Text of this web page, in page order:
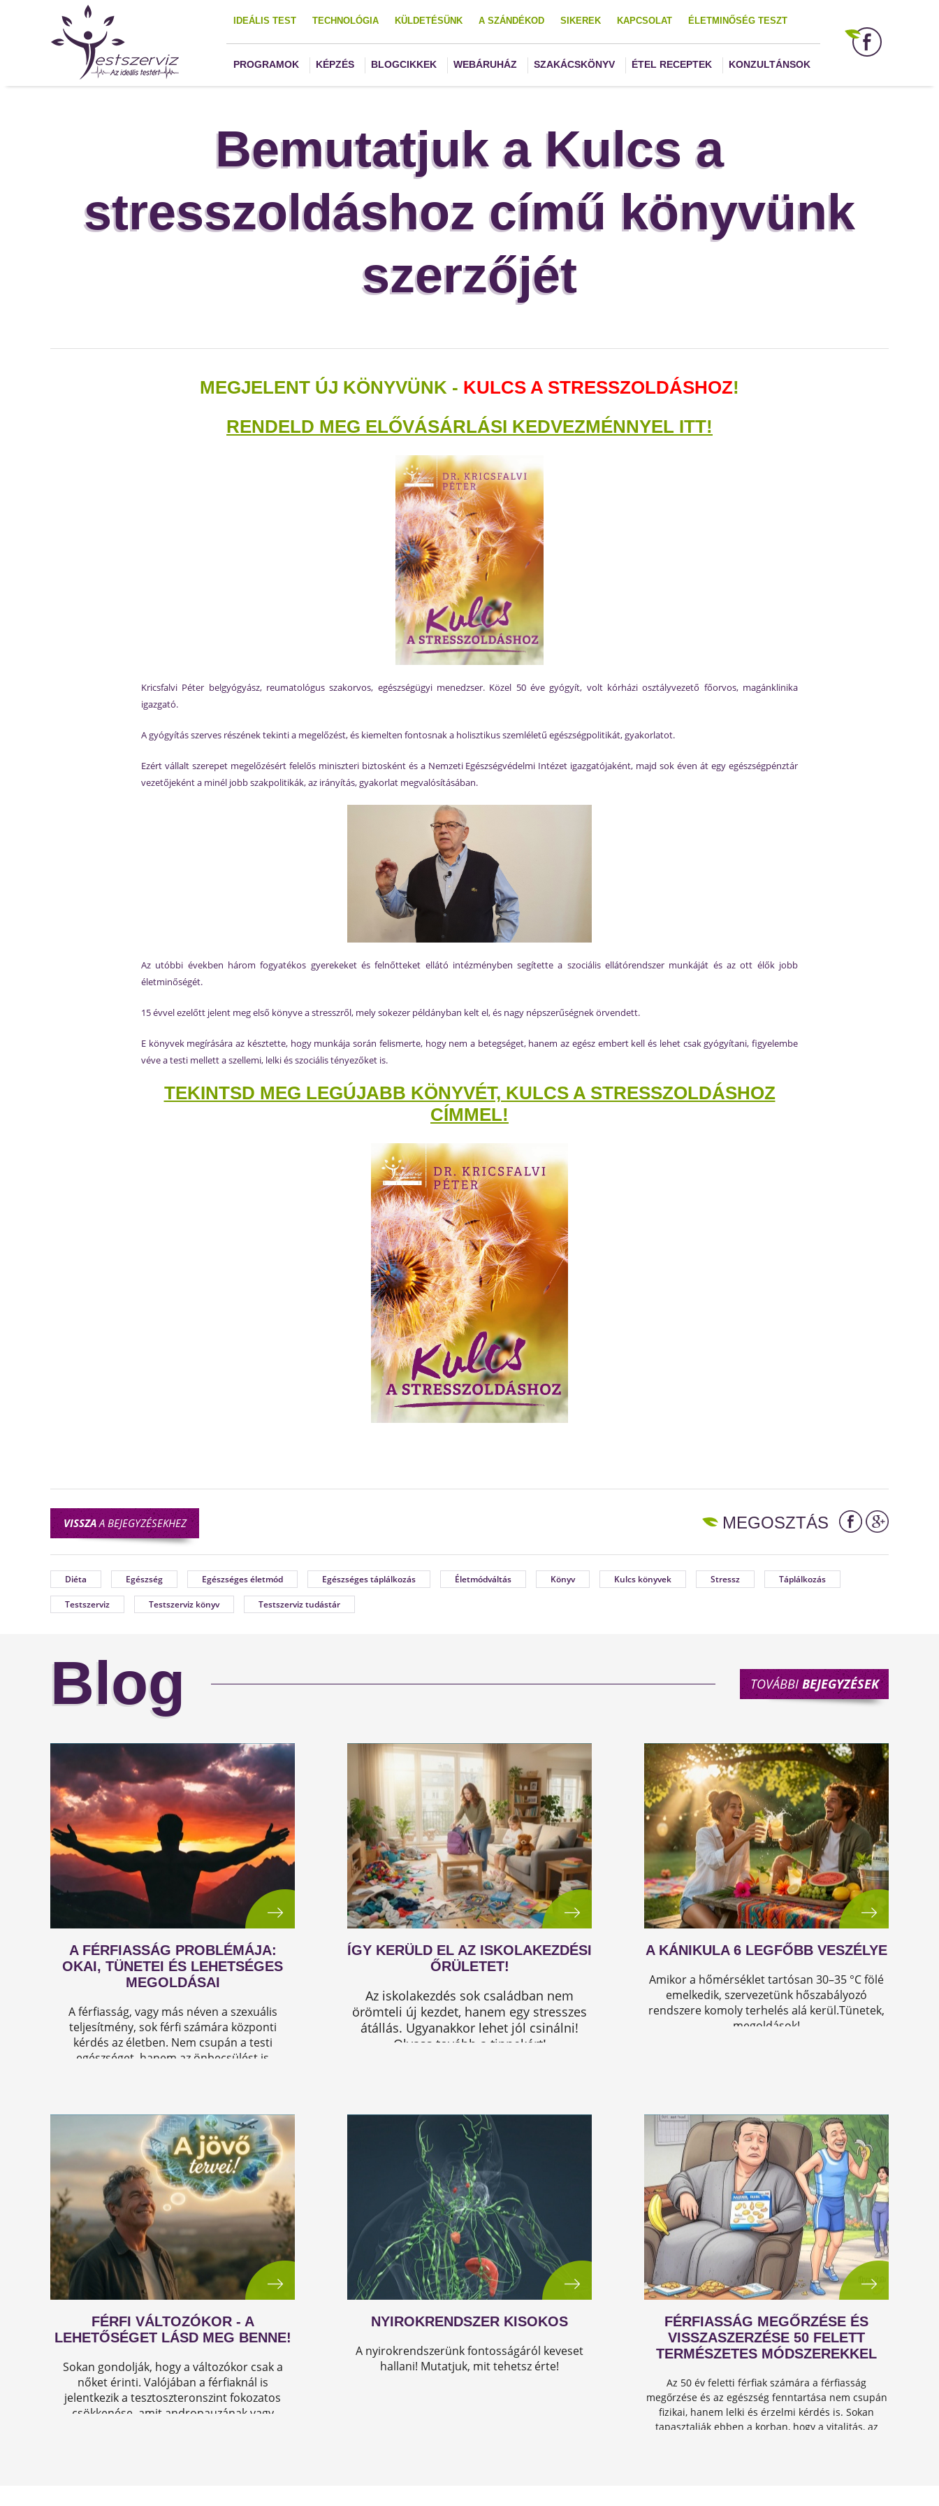
IDEÁLIS TEST TECHNOLÓGIA KÜLDETÉSÜNK A SZÁNDÉKOD SIKEREK KAPCSOLAT ÉLETMINŐSÉG TESZT
PROGRAMOK KÉPZÉS BLOGCIKKEK WEBÁRUHÁZ SZAKÁCSKÖNYV ÉTEL RECEPTEK KONZULTÁNSOK
Bemutatjuk a Kulcs a
stresszoldáshoz című könyvünk
szerzőjét
MEGJELENT ÚJ KÖNYVÜNK - KULCS A STRESSZOLDÁSHOZ!
RENDELD MEG ELŐVÁSÁRLÁSI KEDVEZMÉNNYEL ITT!
Kricsfalvi Péter belgyógyász, reumatológus szakorvos, egészségügyi menedzser. Közel 50 éve gyógyít, volt kórházi osztályvezető főorvos, magánklinika
igazgató.
A gyógyítás szerves részének tekinti a megelőzést, és kiemelten fontosnak a holisztikus szemléletű egészségpolitikát, gyakorlatot.
Ezért vállalt szerepet megelőzésért felelős miniszteri biztosként és a Nemzeti Egészségvédelmi Intézet igazgatójaként, majd sok éven át egy egészségpénztár
vezetőjeként a minél jobb szakpolitikák, az irányítás, gyakorlat megvalósításában.
Az utóbbi években három fogyatékos gyerekeket és felnőtteket ellátó intézményben segítette a szociális ellátórendszer munkáját és az ott élők jobb
életminőségét.
15 évvel ezelőtt jelent meg első könyve a stresszről, mely sokezer példányban kelt el, és nagy népszerűségnek örvendett.
E könyvek megírására az késztette, hogy munkája során felismerte, hogy nem a betegséget, hanem az egész embert kell és lehet csak gyógyítani, figyelembe
véve a testi mellett a szellemi, lelki és szociális tényezőket is.
TEKINTSD MEG LEGÚJABB KÖNYVÉT, KULCS A STRESSZOLDÁSHOZ
CÍMMEL!
VISSZAA BEJEGYZÉSEKHEZ MEGOSZTÁS
Diéta Egészség Egészséges életmód Egészséges táplálkozás Életmódváltás Könyv Kulcs könyvek Stressz Táplálkozás
Testszerviz Testszerviz könyv Testszerviz tudástár
Blog TOVÁBBIBEJEGYZÉSEK
A FÉRFIASSÁG PROBLÉMÁJA:
OKAI, TÜNETEI ÉS LEHETSÉGES
MEGOLDÁSAI
A férfiasság, vagy más néven a szexuális
teljesítmény, sok férfi számára központi
kérdés az életben. Nem csupán a testi
egészséget, hanem az önbecsülést is
ÍGY KERÜLD EL AZ ISKOLAKEZDÉSI
ŐRÜLETET!
Az iskolakezdés sok családban nem
örömteli új kezdet, hanem egy stresszes
átállás. Ugyanakkor lehet jól csinálni!
Olvass tovább a tippekért!
A KÁNIKULA 6 LEGFŐBB VESZÉLYE
Amikor a hőmérséklet tartósan 30–35 °C fölé
emelkedik, szervezetünk hőszabályozó
rendszere komoly terhelés alá kerül.Tünetek,
megoldások!
FÉRFI VÁLTOZÓKOR - A
LEHETŐSÉGET LÁSD MEG BENNE!
Sokan gondolják, hogy a változókor csak a
nőket érinti. Valójában a férfiaknál is
jelentkezik a tesztoszteronszint fokozatos
csökkenése, amit andropauzának vagy
NYIROKRENDSZER KISOKOS
A nyirokrendszerünk fontosságáról keveset
hallani! Mutatjuk, mit tehetsz érte!
FÉRFIASSÁG MEGŐRZÉSE ÉS
VISSZASZERZÉSE 50 FELETT
TERMÉSZETES MÓDSZEREKKEL
Az 50 év feletti férfiak számára a férfiasság
megőrzése és az egészség fenntartása nem csupán
fizikai, hanem lelki és érzelmi kérdés is. Sokan
tapasztalják ebben a korban, hogy a vitalitás, az